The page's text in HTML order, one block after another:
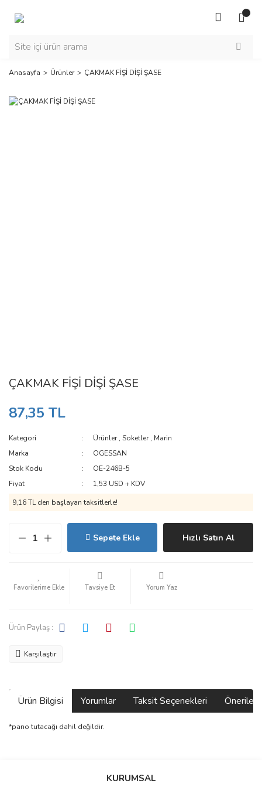
Anasayfa Ürünler ÇAKMAK FİŞİ DİŞİ ŞASE
ÇAKMAK FİŞİ DİŞİ ŞASE
87,35 TL
Kategori Ürünler,Soketler, Marin
Marka
OGESSAN
Stok Kodu
OE-246B-5
Fiyat
1,53 USD + KDV
9,16 TL den başlayan taksitlerle!
Sepete Ekle Hızlı Satın Al
Tavsiye Et Yorum Yaz
Ürün Paylaş :
Karşılaştır
Ürün Bilgisi Yorumlar Taksit Seçenekleri
*pano tutacağı dahil değildir.
Bu ürüne ilk yorumu siz yapın!
KURUMSAL